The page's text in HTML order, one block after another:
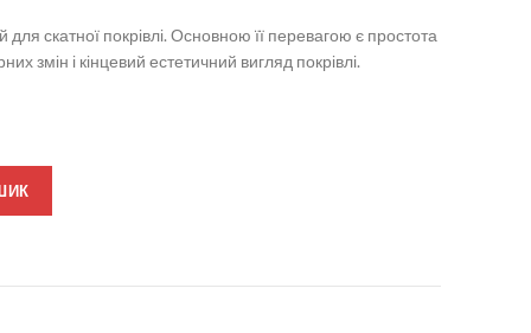
скатної покрівлі. Основною її перевагою є простота
змін і кінцевий естетичний вигляд покрівлі.